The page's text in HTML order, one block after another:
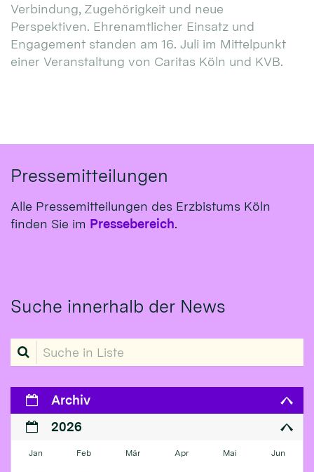
Verbindung, Zugehörigkeit und neue
Perspektiven. Ehrenamtlicher Einsatz und
Engagement standen am 16. Juli im Mittelpunkt
einer Veranstaltung von Caritas Köln und KVB.
Pressemitteilungen
Alle Pressemitteilungen des Erzbistums Köln
finden Sie im Pressebereich.
Suche innerhalb der News
Suche in Liste
Archiv
2026
Jan Feb Mär Apr Mai Jun